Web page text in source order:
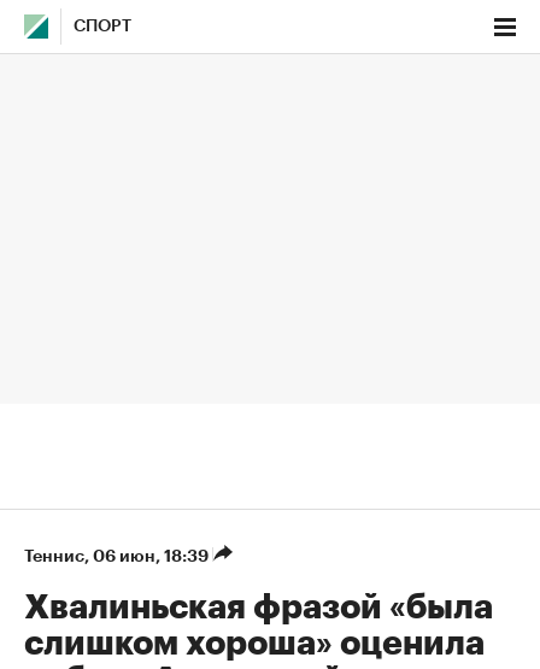
СПОРТ
Теннис⁠, 06 июн, 18:39
Хвалиньская фразой «была
слишком хороша» оценила